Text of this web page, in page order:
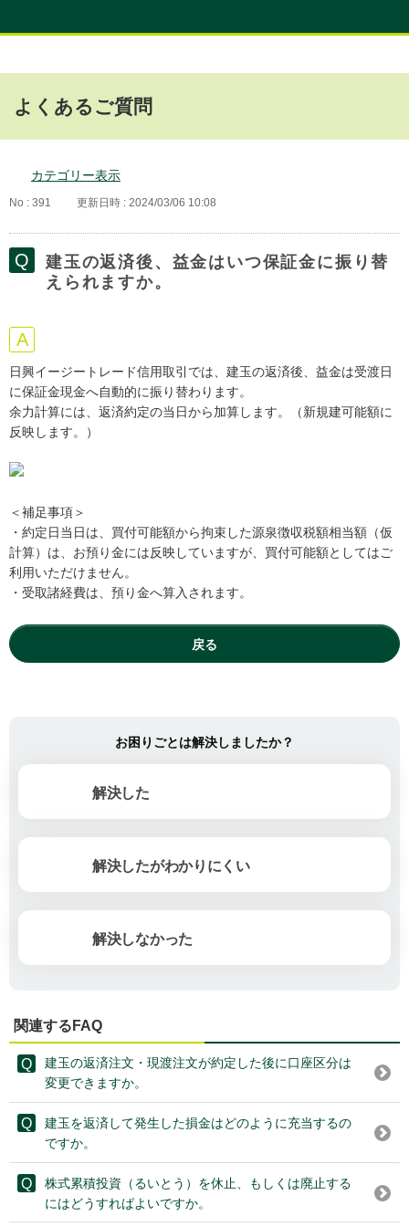
よくあるご質問
カテゴリー表示
No : 391 更新日時 : 2024/03/06 10:08
建玉の返済後、益金はいつ保証金に振り替
えられますか。
日興イージートレード信用取引では、建玉の返済後、益金は受渡日
に保証金現金へ自動的に振り替わります。
余力計算には、返済約定の当日から加算します。（新規建可能額に
反映します。）
＜補足事項＞
・約定日当日は、買付可能額から拘束した源泉徴収税額相当額（仮
計算）は、お預り金には反映していますが、買付可能額としてはご
利用いただけません。
・受取諸経費は、預り金へ算入されます。
戻る
お困りごとは解決しましたか？
解決した
解決したがわかりにくい
解決しなかった
関連するFAQ
建玉の返済注文・現渡注文が約定した後に口座区分は
変更できますか。
建玉を返済して発生した損金はどのように充当するの
ですか。
株式累積投資（るいとう）を休止、もしくは廃止する
にはどうすればよいですか。